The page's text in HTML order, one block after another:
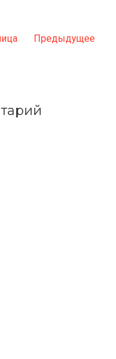
Предыдущее